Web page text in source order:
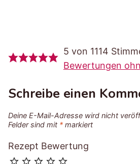
5 von 1114
Bewertungen
Schreibe einen
Deine E-Mail-Adresse wird nicht
Felder sind mit * markiert
Rezept Bewertung